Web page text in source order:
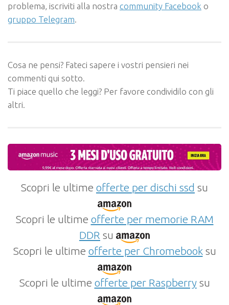
problema, iscriviti alla nostra community Facebook o
gruppo Telegram.
Cosa ne pensi? Fateci sapere i vostri pensieri nei
commenti qui sotto.
Ti piace quello che leggi? Per favore condividilo con gli
altri.
Scopri le ultime offerte per dischi ssd su
Scopri le ultime offerte per memorie RAM
DDR su
Scopri le ultime offerte per Chromebooksu
Scopri le ultime offerte per Raspberrysu